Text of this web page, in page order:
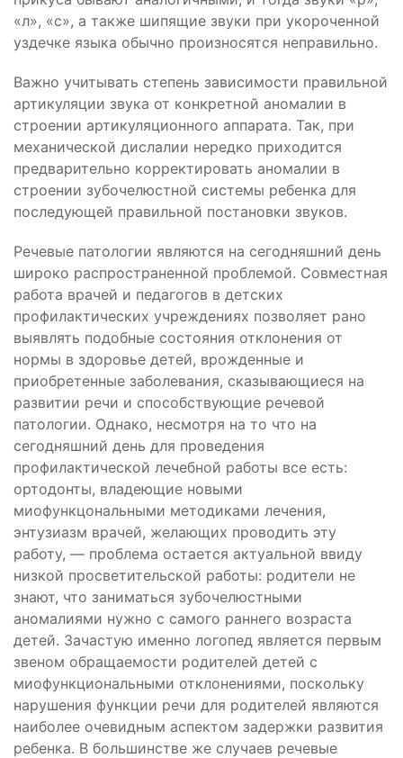
«л», «с», а также шипящие звуки при укороченной
уздечке языка обычно произносятся неправильно.
Важно учитывать степень зависимости правильной
артикуляции звука от конкретной аномалии в
строении артикуляционного аппарата. Так, при
механической дислалии нередко приходится
предварительно корректировать аномалии в
строении зубочелюстной системы ребенка для
последующей правильной постановки звуков.
Речевые патологии являются на сегодняшний день
широко распространенной проблемой. Совместная
работа врачей и педагогов в детских
профилактических учреждениях позволяет рано
выявлять подобные состояния отклонения от
нормы в здоровье детей, врожденные и
приобретенные заболевания, сказывающиеся на
развитии речи и способствующие речевой
патологии. Однако, несмотря на то что на
сегодняшний день для проведения
профилактической лечебной работы все есть:
ортодонты, владеющие новыми
миофункцональными методиками лечения,
энтузиазм врачей, желающих проводить эту
работу, — проблема остается актуальной ввиду
низкой просветительской работы: родители не
знают, что заниматься зубочелюстными
аномалиями нужно с самого раннего возраста
детей. Зачастую именно логопед является первым
звеном обращаемости родителей детей с
миофункциональными отклонениями, поскольку
нарушения функции речи для родителей являются
наиболее очевидным аспектом задержки развития
ребенка. В большинстве же случаев речевые